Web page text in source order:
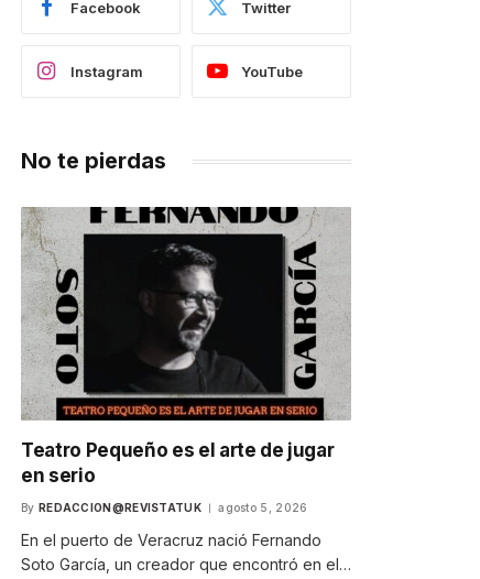
Facebook Twitter
Instagram YouTube
No te pierdas
Teatro Pequeño es el arte de jugar
en serio
By REDACCION@REVISTATUK agosto 5, 2026
En el puerto de Veracruz nació Fernando
Soto García, un creador que encontró en el…